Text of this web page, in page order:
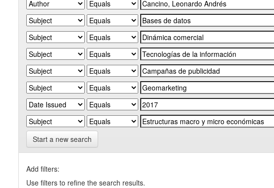
Start a new search
Add filters:
Use filters to refine the search results.